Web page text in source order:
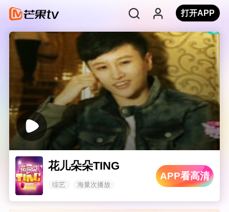
打开APP
花儿朵朵TING
综艺 海量次播放
APP看高清